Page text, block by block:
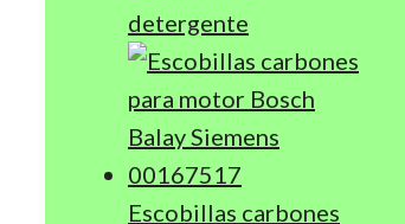
detergente
Escobillas carbones